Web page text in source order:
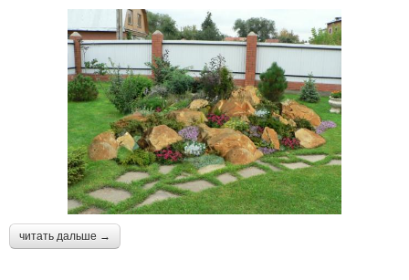
читать дальше →